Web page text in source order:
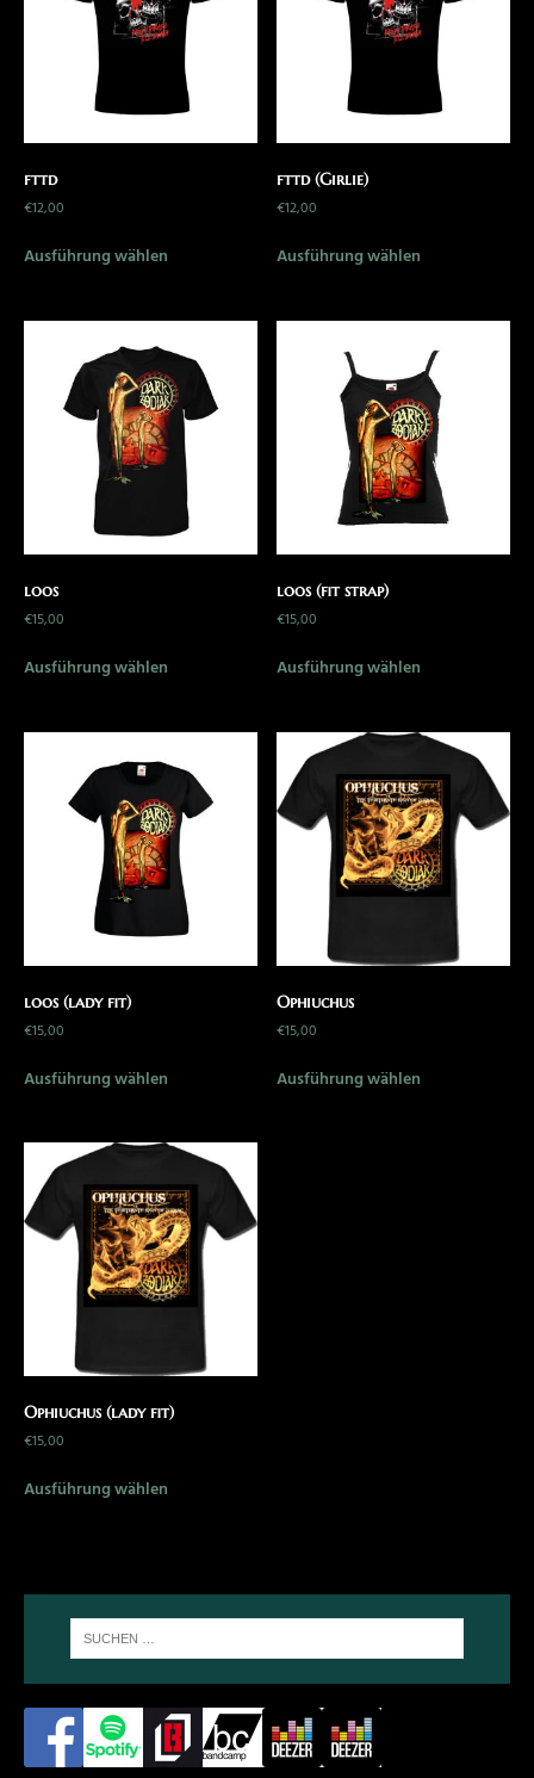
fttd
€12,00
Ausführung wählen
fttd (Girlie)
€12,00
Ausführung wählen
loos
€15,00
Ausführung wählen
loos (fit strap)
€15,00
Ausführung wählen
loos (lady fit)
€15,00
Ausführung wählen
Ophiuchus
€15,00
Ausführung wählen
Ophiuchus (lady fit)
€15,00
Ausführung wählen